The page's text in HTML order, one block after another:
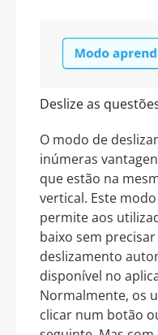
Deslize as
O modo de
inúmeras
que estão na
vertical. Este
permite aos
baixo sem
deslizamento
disponível no
Normalmente, os
clicar num botão